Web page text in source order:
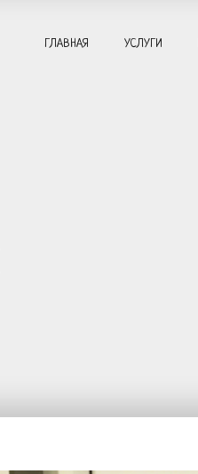
ГЛАВНАЯ УСЛУГИ